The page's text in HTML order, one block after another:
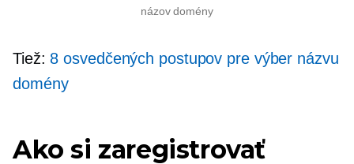
názov domény
Tiež: 8 osvedčených postupov pre výber názvu
domény
Ako si zaregistrovať